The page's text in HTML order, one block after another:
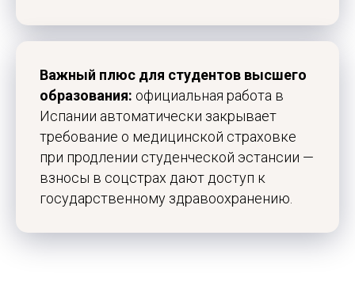
Важный плюс для студентов высшего
образования: официальная работа в
Испании автоматически закрывает
требование о медицинской страховке
при продлении студенческой эстансии —
взносы в соцстрах дают доступ к
государственному здравоохранению.
Study Barcelona
Получить стратегию
Обучение
Программы
Вузы
Высшее образование